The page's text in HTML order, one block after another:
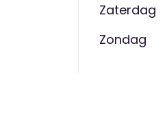
Zaterdag
Zondag